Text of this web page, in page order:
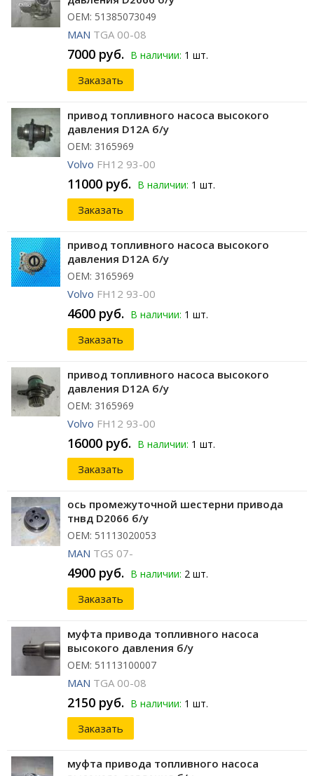
ОЕМ: 51385073049
MAN TGA 00-08
7000 руб. В наличии: 1 шт.
Заказать
привод топливного насоса высокого
давления D12A б/у
ОЕМ: 3165969
Volvo FH12 93-00
11000 руб. В наличии: 1 шт.
Заказать
привод топливного насоса высокого
давления D12A б/у
ОЕМ: 3165969
Volvo FH12 93-00
4600 руб. В наличии: 1 шт.
Заказать
привод топливного насоса высокого
давления D12A б/у
ОЕМ: 3165969
Volvo FH12 93-00
16000 руб. В наличии: 1 шт.
Заказать
ось промежуточной шестерни привода
тнвд D2066 б/у
ОЕМ: 51113020053
MAN TGS 07-
4900 руб. В наличии: 2 шт.
Заказать
муфта привода топливного насоса
высокого давления б/у
ОЕМ: 51113100007
MAN TGA 00-08
2150 руб. В наличии: 1 шт.
Заказать
муфта привода топливного насоса